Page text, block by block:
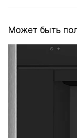
Может быть